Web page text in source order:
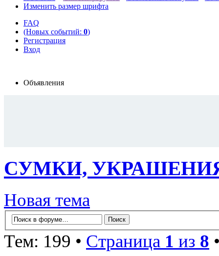
Изменить размер шрифта
FAQ
(Новых событий: 0)
Регистрация
Вход
Объявления
СУМКИ,
Новая тема
Тем: 199 • Страница 1 из 8